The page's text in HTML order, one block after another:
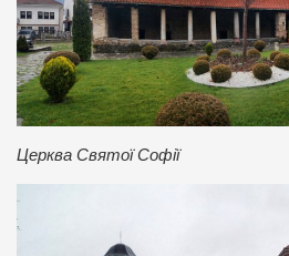
Церква Святої Софії